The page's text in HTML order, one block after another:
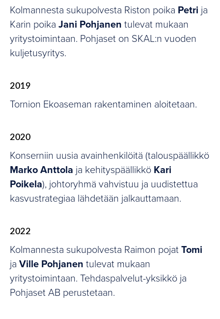
Kolmannesta sukupolvesta Riston poika Petri ja
Karin poika Jani Pohjanen tulevat mukaan
yritystoimintaan. Pohjaset on SKAL:n vuoden
kuljetusyritys.
2019
Tornion Ekoaseman rakentaminen aloitetaan.
2020
Konserniin uusia avainhenkilöitä (talouspäällikkö
Marko Anttola ja kehityspäällikkö Kari
Poikela), johtoryhmä vahvistuu ja uudistettua
kasvustrategiaa lähdetään jalkauttamaan.
2022
Kolmannesta sukupolvesta Raimon pojat Tomi
ja Ville Pohjanen tulevat mukaan
yritystoimintaan. Tehdaspalvelut-yksikkö ja
Pohjaset AB perustetaan.